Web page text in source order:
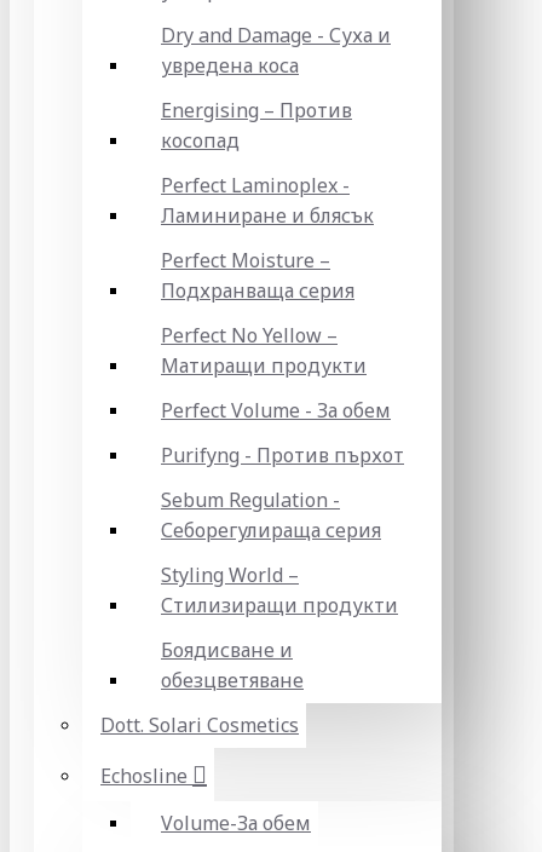
Dry and Damage - Суха и
увредена коса
Energising – Против
косопад
Perfect Laminoplex -
Ламиниране и блясък
Perfect Moisture –
Подхранваща серия
Perfect No Yellow –
Матиращи продукти
Perfect Volume - За обем
Purifyng - Против пърхот
Sebum Regulation -
Себорегулираща серия
Styling World –
Стилизиращи продукти
Боядисване и
обезцветяване
Dott. Solari Cosmetics
Echosline
Volume-За обем